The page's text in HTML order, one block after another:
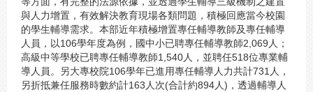
與人力增置，有效解決教育現場各類問題，積極回應當今校園
的學生輔導需求。本部近年積極增置專任輔導教師及專任輔導
人員，以106學年度為例，國中小已聘專任輔導教師2,069人；
高級中等學校已聘專任輔導教師1,540人，並聘任518位專業輔
導人員。另大專校院106學年已進用專任輔導人力共計731人，
另折抵兼任服務時數約計163人次(合計約894人)，透過輔導人